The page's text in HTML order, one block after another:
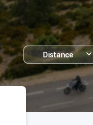
Distance